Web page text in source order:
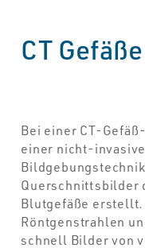
CT Gefäße
Bei einer CT-
einer nicht-
Querschnittsbilder
Blutgefäße erstellt.
Röntgenstrahlen
schnell Bilder von